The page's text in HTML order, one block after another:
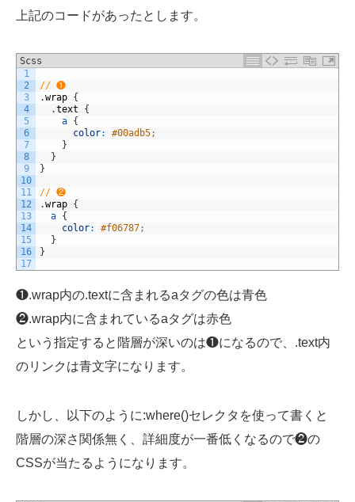
上記のコードがあったとします。
Scss
1
2
3
4
5
6
7
8
9
10
11
12
13
14
15
16
17
// ❶
.wrap {
.text
{
a {
color:
#00adb5;
}
}
}
// ❷
.wrap {
a {
color:
#f06787;
}
}
❶.wrap内の.textに含まれるaタグの色は青色
❷.wrap内に含まれているaタグは赤色
という指定すると階層が深いのは❶になるので、.text内
のリンクは青文字になります。
しかし、以下のように:where()セレクタを使って書くと
階層の深さ関係無く、詳細度が一番低くなるので❷の
CSSが当たるようになります。